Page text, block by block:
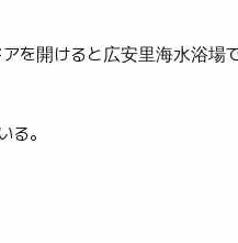
を開けると広安里海水浴場
。